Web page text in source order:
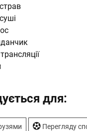
для:
Перегляду